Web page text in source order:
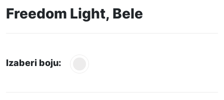
Freedom Light, Bele
Izaberi boju: